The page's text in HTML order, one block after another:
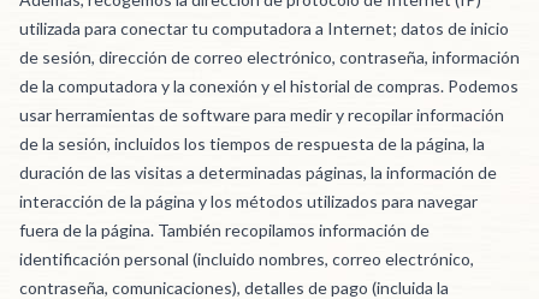
utilizada para conectar tu computadora a Internet; datos de inicio
de sesión, dirección de correo electrónico, contraseña, información
de la computadora y la conexión y el historial de compras. Podemos
usar herramientas de software para medir y recopilar información
de la sesión, incluidos los tiempos de respuesta de la página, la
duración de las visitas a determinadas páginas, la información de
interacción de la página y los métodos utilizados para navegar
fuera de la página. También recopilamos información de
identificación personal (incluido nombres, correo electrónico,
contraseña, comunicaciones), detalles de pago (incluida la